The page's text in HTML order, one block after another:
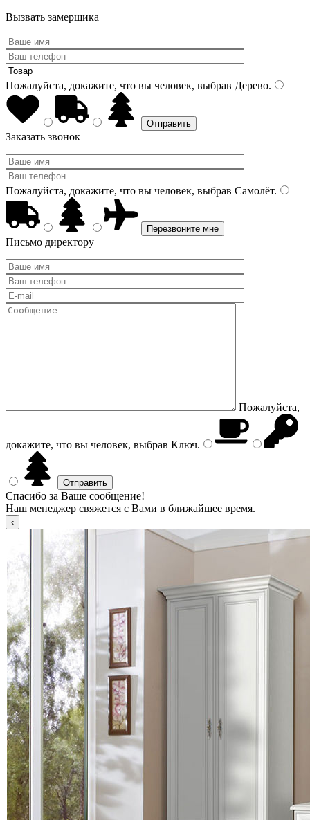
Вызвать замерщика
Пожалуйста, докажите, что вы человек, выбрав Дерево.
Заказать звонок
Пожалуйста, докажите, что вы человек, выбрав Самолёт.
Письмо директору
Пожалуйста,
докажите, что вы человек, выбрав Ключ.
Спасибо за Ваше сообщение!
Наш менеджер свяжется с Вами в ближайшее время.